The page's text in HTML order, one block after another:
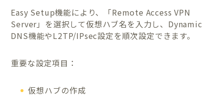
Easy Setup機能により、「Remote Access VPN
Server」を選択して仮想ハブ名を入力し、Dynamic
DNS機能やL2TP/IPsec設定を順次設定できます。
重要な設定項目：
仮想ハブの作成